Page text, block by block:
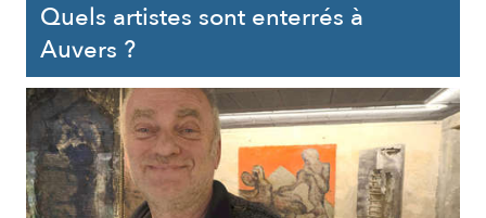
Quels artistes sont enterrés à
Auvers ?